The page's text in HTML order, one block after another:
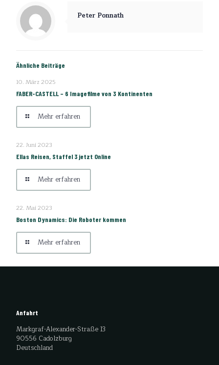
Peter Ponnath
Ähnliche Beiträge
10. März 2025
FABER-CASTELL – 6 Imagefilme von 3 Kontinenten
Mehr erfahren
22. Juni 2023
Ellas Reisen, Staffel 3 jetzt Online
Mehr erfahren
22. Mai 2023
Boston Dynamics: Die Roboter kommen
Mehr erfahren
Anfahrt
Markgraf-Alexander-Straße 13
90556 Cadolzburg
Deutschland